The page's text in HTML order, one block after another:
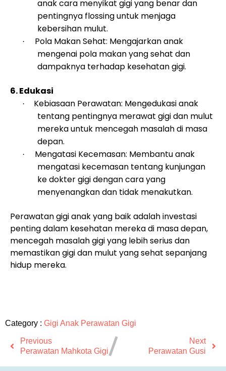
anak cara menyikat gigi yang benar dan
pentingnya flossing untuk menjaga
kebersihan mulut.
·
Pola Makan Sehat: Mengajarkan anak
mengenai pola makan yang sehat dan
dampaknya terhadap kesehatan gigi.
6. Edukasi
·
Kebiasaan Perawatan: Mengedukasi anak
tentang pentingnya merawat gigi dan mulut
mereka untuk mencegah masalah di masa
depan.
·
Mengatasi Kecemasan: Membantu anak
mengatasi kecemasan tentang kunjungan
ke dokter gigi dengan cara yang
menyenangkan dan tidak menakutkan.
Perawatan gigi anak yang baik adalah investasi
penting dalam kesehatan mereka di masa depan,
mencegah masalah gigi yang lebih serius dan
memastikan gigi dan mulut yang sehat sepanjang
hidup mereka.
Category : Gigi Anak Perawatan Gigi
Previous
Perawatan Mahkota Gigi
Next
Perawatan Gusi